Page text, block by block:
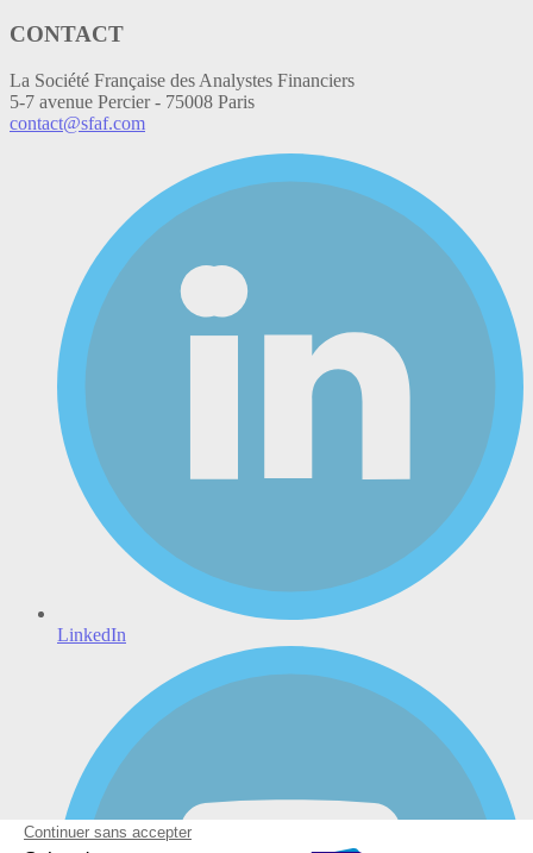
CONTACT
La Société Française des Analystes Financiers
5-7 avenue Percier - 75008 Paris
contact@sfaf.com
LinkedIn